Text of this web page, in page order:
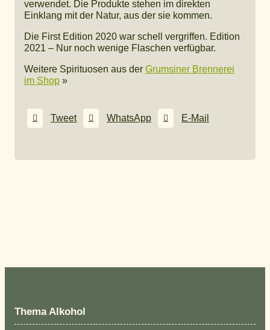
verwendet. Die Produkte stehen im direkten
Einklang mit der Natur, aus der sie kommen.
Die First Edition 2020 war schell vergriffen. Edition
2021 – Nur noch wenige Flaschen verfügbar.
Weitere Spirituosen aus der Grumsiner Brennerei
im Shop »
Tweet WhatsApp E-Mail
Thema Alkohol